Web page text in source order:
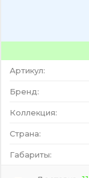
Артикул:
Бренд:
Коллекция:
Страна:
Габариты: